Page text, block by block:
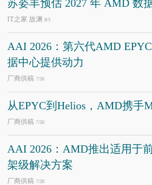
苏姿丰预估 2027 年 AMD 数
IT之家 故渊 8/5
AAI 2026：第六代AMD
据中心提供动力
厂商供稿 7/30
从EPYC到Helios，AMD携手
厂商供稿 7/30
AAI 2026：AMD推出适用于
架级解决方案
厂商供稿 7/30